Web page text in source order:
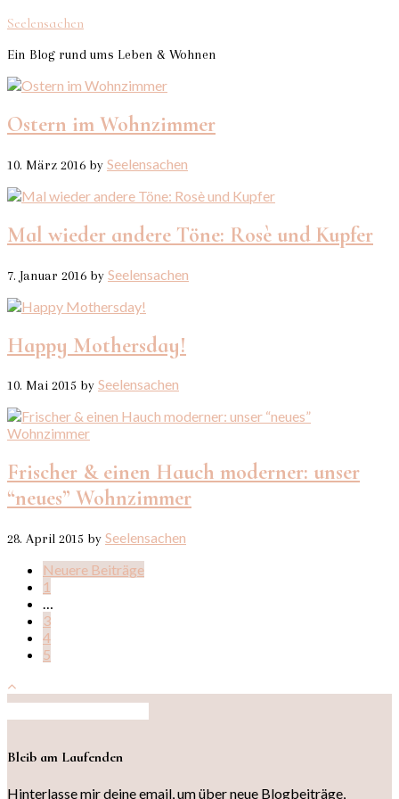
Seelensachen
Ein Blog rund ums Leben & Wohnen
Ostern im Wohnzimmer
10. März 2016 by Seelensachen
Mal wieder andere Töne: Rosè und Kupfer
7. Januar 2016 by Seelensachen
Happy Mothersday!
10. Mai 2015 by Seelensachen
Frischer & einen Hauch moderner: unser
“neues” Wohnzimmer
28. April 2015 by Seelensachen
Neuere Beiträge
1
…
3
4
5
Bleib am Laufenden
Hinterlasse mir deine email, um über neue Blogbeiträge,